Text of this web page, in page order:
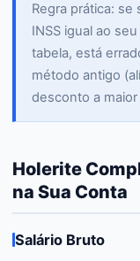
Regra prática:
INSS igual ao
tabela, está
método antigo
desconto a
Holerite
na Sua Conta
Salário Bruto